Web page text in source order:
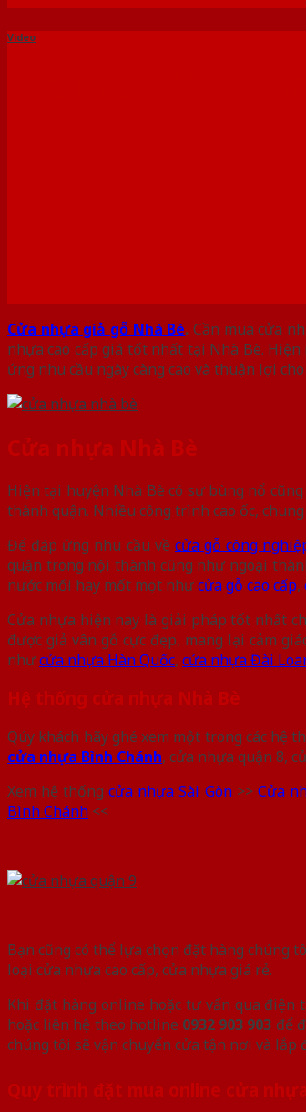
Video
Cửa nhựa giả gỗ Nhà Bè. Cần mua cửa
nhựa cao cấp giá tốt nhất tại Nhà Bè.
ứng nhu cầu ngày càng cao và thuận lợi
Cửa nhựa Nhà Bè
Hiện tại huyện Nhà Bè có sự bùng nổ
thành quận. Nhiều công trình cao ốc,
Để đáp ứng nhu cầu về cửa gỗ công
quận trong nội thành cũng như ngoại
nước mối hay mốt mọt nhưcửa gỗ cao cấp,
Cửa nhựa hiện nay là giải pháp tốt nhất
được giả vân gỗ cực đẹp, mang lại cảm
nhưcửa nhựa Hàn Quốc, cửa nhựa Đài
Hệ thống cửa nhựa Nhà Bè
Qúy khách hãy ghé xem một trong các hệ
cửa nhựa Bình Chánh, cửa nhựa quận 8,
Xem hệ thốngcửa nhựa Sài Gòn >> Cửa
Bình Chánh <<
Bạn cũng có thể lựa chọn đặt hàng chúng
loại cửa nhựa cao cấp, cửa nhựa giá rẻ.
Khi đặt hàng online hoặc tư vấn qua điện
hoặc liên hệ theo hotline 0932 903 903 để
chúng tôi sẽ vận chuyển cửa tận nơi và lắp
Quy trình đặt mua online cửa